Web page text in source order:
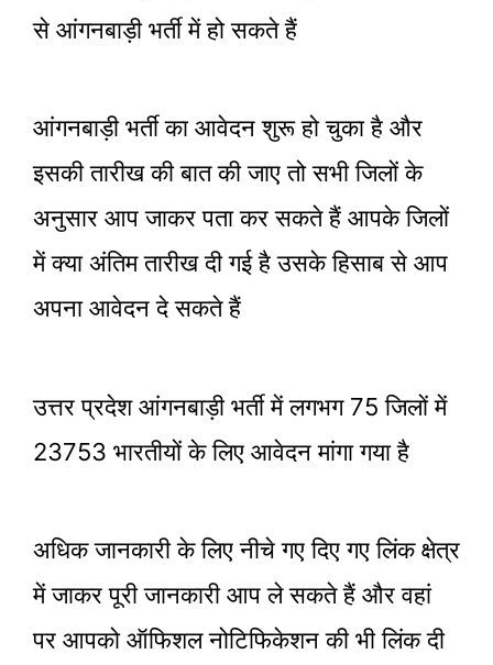
से आंगनबाड़ी भर्ती में हो सकते हैं
आंगनबाड़ी भर्ती का आवेदन शुरू हो चुका है और
इसकी तारीख की बात की जाए तो सभी जिलों के
अनुसार आप जाकर पता कर सकते हैं आपके जिलों
में क्या अंतिम तारीख दी गई है उसके हिसाब से आप
अपना आवेदन दे सकते हैं
उत्तर प्रदेश आंगनबाड़ी भर्ती में लगभग 75 जिलों में
23753 भारतीयों के लिए आवेदन मांगा गया है
अधिक जानकारी के लिए नीचे गए दिए गए लिंक क्षेत्र
में जाकर पूरी जानकारी आप ले सकते हैं और वहां
पर आपको ऑफिशल नोटिफिकेशन की भी लिंक दी